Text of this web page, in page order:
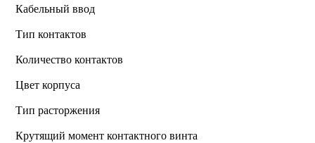
Кабельный ввод
Тип контактов
Количество контактов
Цвет корпуса
Тип расторжения
Крутящий момент контактного винта